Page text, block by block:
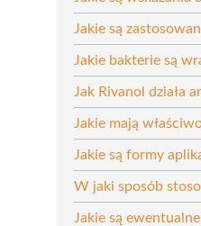
Jakie są
Jakie bakterie są
Jak Rivanol działa
Jakie mają
Jakie są formy
W jaki sposób
Jakie są